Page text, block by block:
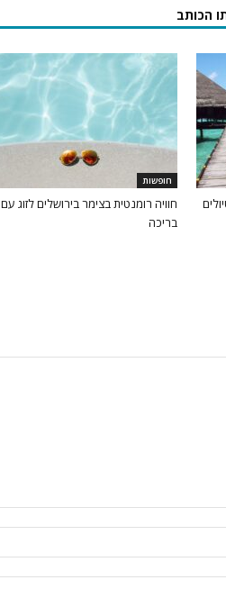
הכותב
חופשות
חוויה רומנטית בצימר בירושלים לזוג עם
בריכה